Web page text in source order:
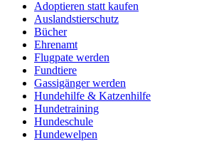
Adoptieren statt kaufen
Auslandstierschutz
Bücher
Ehrenamt
Flugpate werden
Fundtiere
Gassigänger werden
Hundehilfe & Katzenhilfe
Hundetraining
Hundeschule
Hundewelpen